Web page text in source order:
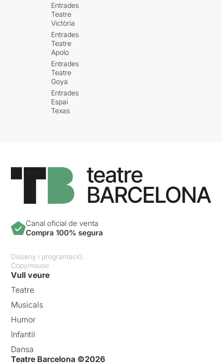
Entrades
Teatre
Victòria
Entrades
Teatre
Apolo
Entrades
Teatre
Goya
Entrades
Espai
Texas
Canal oficial de venta
Compra 100% segura
Disseny i programació:
Copymouse
Vull veure
Teatre
Musicals
Humor
Infantil
Dansa
Teatre Barcelona ©2026